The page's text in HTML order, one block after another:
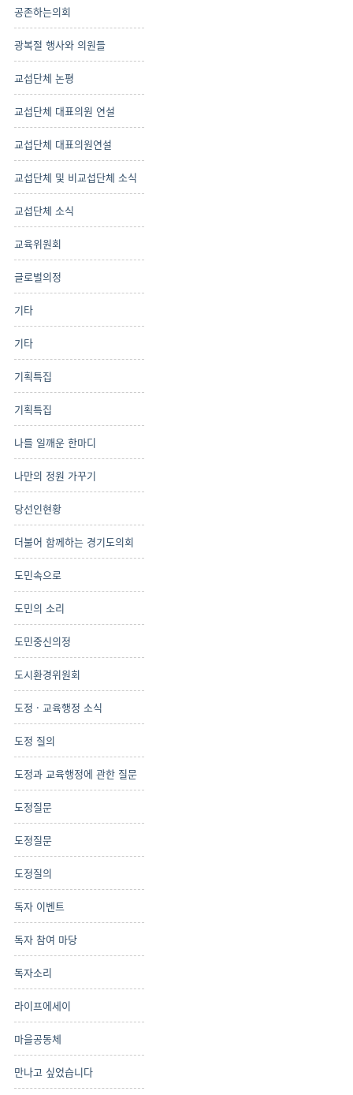
공존하는의회
광복절 행사와 의원들
교섭단체 논평
교섭단체 대표의원 연설
교섭단체 대표의원연설
교섭단체 및 비교섭단체 소식
교섭단체 소식
교육위원회
글로벌의정
기타
기타
기획특집
기획특집
나를 일깨운 한마디
나만의 정원 가꾸기
당선인현황
더불어 함께하는 경기도의회
도민속으로
도민의 소리
도민중신의정
도시환경위원회
도정 · 교육행정 소식
도정 질의
도정과 교육행정에 관한 질문
도정질문
도정질문
도정질의
독자 이벤트
독자 참여 마당
독자소리
라이프에세이
마을공동체
만나고 싶었습니다